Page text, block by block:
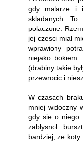
gdy malarze i
skladanych.
polaczone.
jej czesci mial
wprawiony
niejako
(drabiny takie
przewrocic i
W czasach
mniej widoczny
gdy sie o niego
zablysnol
bardziej, ze koty